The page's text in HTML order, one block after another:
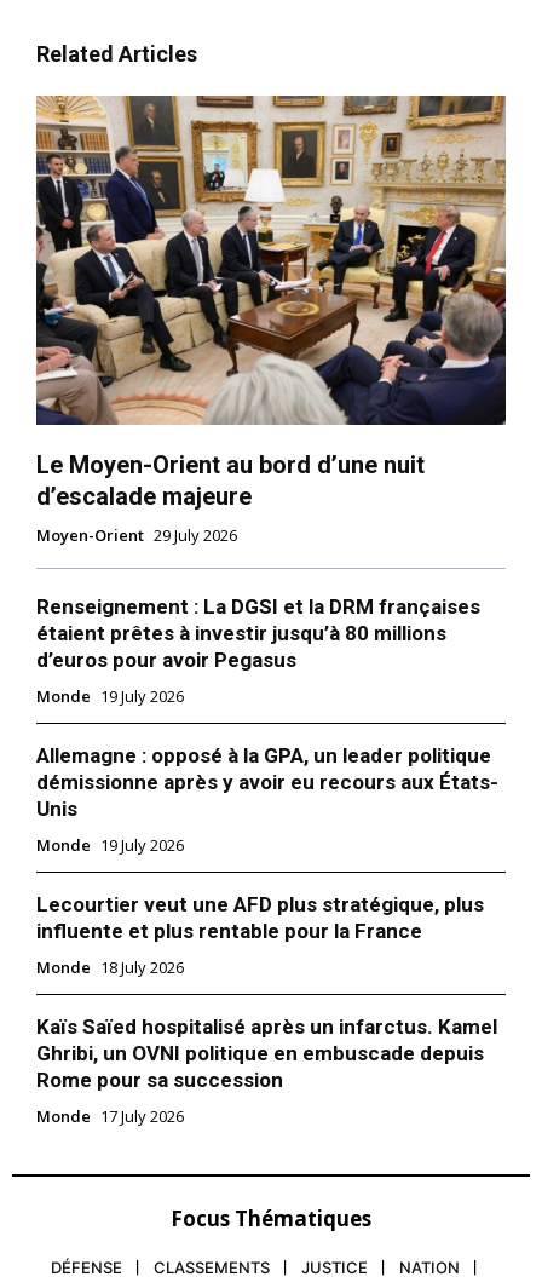
Related Articles
Le Moyen-Orient au bord d’une nuit
d’escalade majeure
Moyen-Orient 29 July 2026
Renseignement : La DGSI et la DRM françaises
étaient prêtes à investir jusqu’à 80 millions
d’euros pour avoir Pegasus
Monde 19 July 2026
Allemagne : opposé à la GPA, un leader politique
démissionne après y avoir eu recours aux États-
Unis
Monde 19 July 2026
Lecourtier veut une AFD plus stratégique, plus
influente et plus rentable pour la France
Monde 18 July 2026
Kaïs Saïed hospitalisé après un infarctus. Kamel
Ghribi, un OVNI politique en embuscade depuis
Rome pour sa succession
Monde 17 July 2026
Focus Thématiques
DÉFENSE CLASSEMENTS JUSTICE
NATION